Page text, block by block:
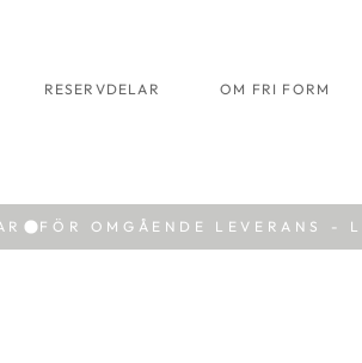
RESERVDELAR OM FRI FORM